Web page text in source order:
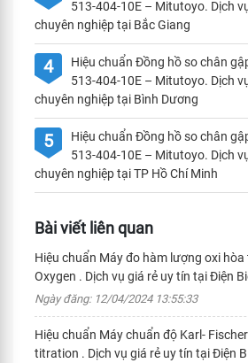
513-404-10E – Mitutoyo. Dịch
chuyên nghiệp tại Bắc Giang
4
Hiệu chuẩn Đồng hồ so chân
513-404-10E – Mitutoyo. Dịch
chuyên nghiệp tại Bình Dương
5
Hiệu chuẩn Đồng hồ so chân
513-404-10E – Mitutoyo. Dịch
chuyên nghiệp tại TP Hồ Chí Minh
Bài viết liên quan
Hiệu chuẩn Máy đo hàm lượng oxi
Oxygen . Dịch vụ giá rẻ uy tín tại Điện
Ngày đăng: 12/04/2024 13:55:33
Hiệu chuẩn Máy chuẩn độ Karl-
titration . Dịch vụ giá rẻ uy tín tại Điện